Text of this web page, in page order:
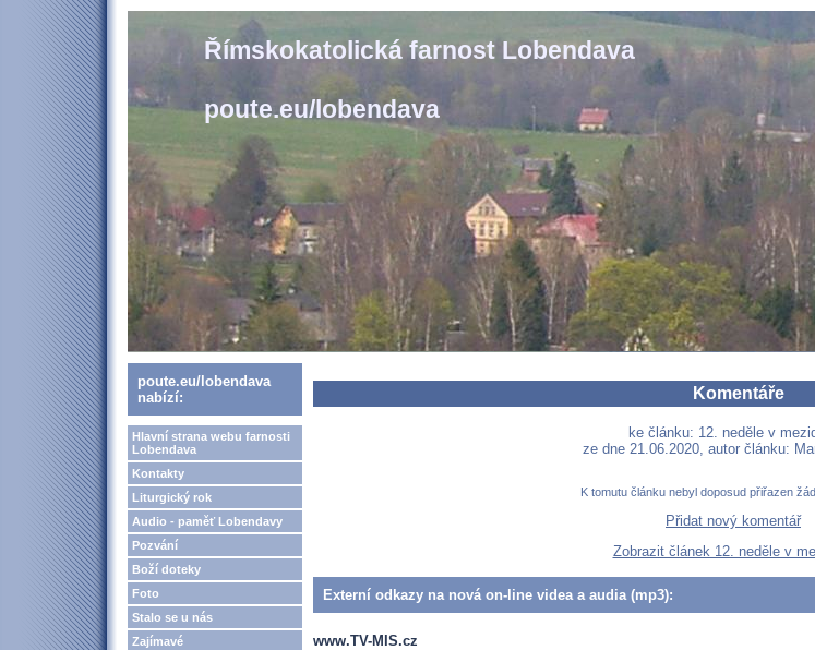
Římskokatolická farnost Lobendava
poute.eu/lobendava
poute.eu/lobendava
nabízí:
Hlavní strana webu farnosti
Lobendava
Kontakty
Liturgický rok
Audio - paměť Lobendavy
Pozvání
Boží doteky
Foto
Stalo se u nás
Zajímavé
Komentáře
ke článku: 12. neděle v
ze dne 21.06.2020, autor článku:
K tomutu článku nebyl doposud přiřazen
Přidat nový komentář
Zobrazit článek 12. neděle v
Externí odkazy na nová on-line videa a audia (mp3):
www.TV-MIS.cz